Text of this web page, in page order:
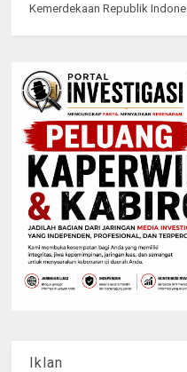
Kemerdekaan Republik
Iklan